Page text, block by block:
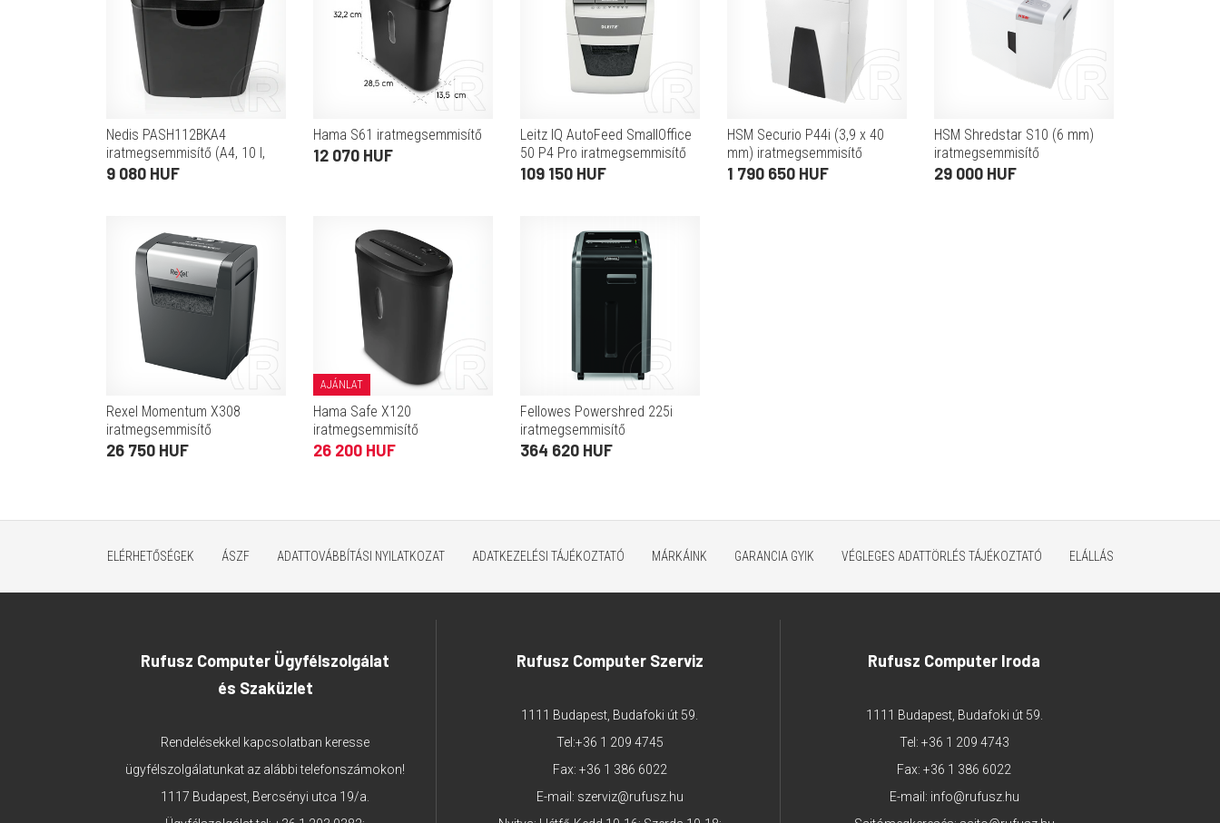
Nedis PASH112BKA4
iratmegsemmisítő (A4, 10 l,
DIN P-2, 6 mm csík, fekete)
9 080 HUF
Hama S61 iratmegsemmisítő
12 070 HUF
Leitz IQ AutoFeed SmallOffice
50 P4 Pro iratmegsemmisítő
(konfetti vágás 4x28 mm,
109 150 HUF
HSM Securio P44i (3,9 x 40
mm) iratmegsemmisítő
1 790 650 HUF
HSM Shredstar S10 (6 mm)
iratmegsemmisítő
29 000 HUF
Rexel Momentum X308
iratmegsemmisítő
26 750 HUF
AJÁNLAT
Hama Safe X120
iratmegsemmisítő
26 200 HUF
Fellowes Powershred 225i
iratmegsemmisítő
364 620 HUF
ELÉRHETŐSÉGEK ÁSZF ADATTOVÁBBÍTÁSI NYILATKOZAT ADATKEZELÉSI TÁJÉKOZTATÓ MÁRKÁINK GARANCIA GYIK VÉGLEGES ADATTÖRLÉS TÁJÉKOZTATÓ ELÁLLÁS
Rufusz Computer Ügyfélszolgálat
és Szaküzlet
Rendelésekkel kapcsolatban keresse
ügyfélszolgálatunkat az alábbi telefonszámokon!
1117 Budapest, Bercsényi utca 19/a.
Rufusz Computer Szerviz
1111 Budapest, Budafoki út 59.
Tel:+36 1 209 4745
Fax: +36 1 386 6022
E-mail: szerviz@rufusz.hu
Rufusz Computer Iroda
1111 Budapest, Budafoki út 59.
Tel: +36 1 209 4743
Fax: +36 1 386 6022
E-mail: info@rufusz.hu